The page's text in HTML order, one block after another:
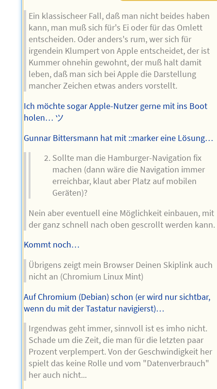
Ein klassischeer Fall, daß man nicht beides haben
kann, man muß sich für's Ei oder für das Omlett
entscheiden. Oder anders's rum, wer sich für
irgendein Klumpert von Apple entscheidet, der ist
Kummer ohnehin gewohnt, der muß halt damit
leben, daß man sich bei Apple die Darstellung
mancher Zeichen etwas anders vorstellt.
Ich möchte sogar Apple-Nutzer gerne mit ins Boot
holen… ツ
Gunnar Bittersmann hat mit ::marker eine Lösung…
Sollte man die Hamburger-Navigation fix
machen (dann wäre die Navigation immer
erreichbar, klaut aber Platz auf mobilen
Geräten)?
Nein aber eventuell eine Möglichkeit einbauen, mit
der ganz schnell nach oben gescrollt werden kann.
Kommt noch…
Übrigens zeigt mein Browser Deinen Skiplink auch
nicht an (Chromium Linux Mint)
Auf Chromium (Debian) schon (er wird nur sichtbar,
wenn du mit der Tastatur navigierst)…
Irgendwas geht immer, sinnvoll ist es imho nicht.
Schade um die Zeit, die man für die letzten paar
Prozent verplempert. Von der Geschwindigkeit her
spielt das keine Rolle und vom "Datenverbrauch"
her auch nicht...